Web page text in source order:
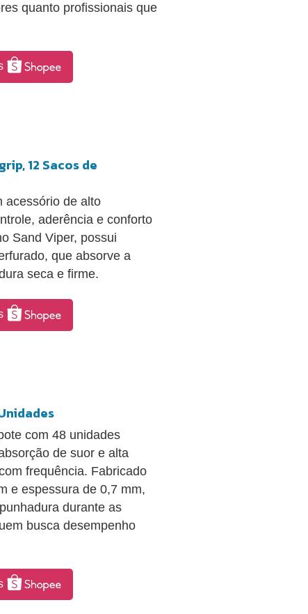
quanto profissionais que
12 Sacos de
acessório de alto
aderência e conforto
Sand Viper, possui
que absorve a
seca e firme.
com 48 unidades
de suor e alta
frequência. Fabricado
e espessura de 0,7 mm,
durante as
busca desempenho